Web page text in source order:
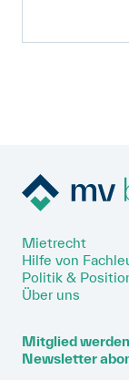
Mietrecht
Hilfe von
Politik &
Über uns
Mitglied werden
Newsletter